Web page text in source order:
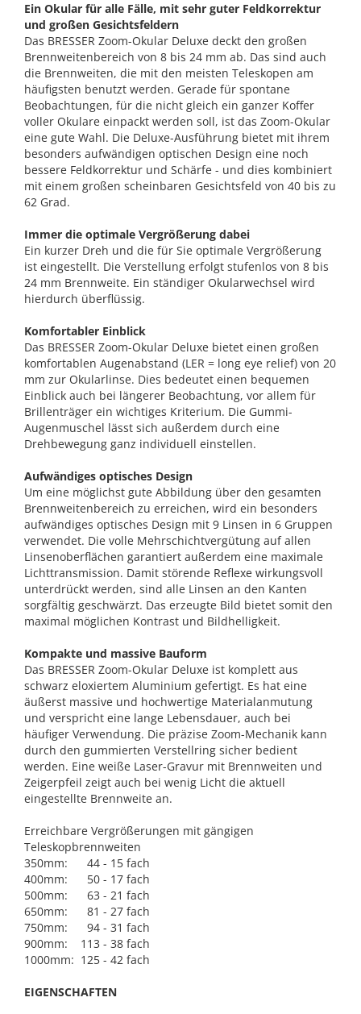
Ein Okular für alle Fälle, mit sehr guter Feldkorrektur
und großen Gesichtsfeldern
Das BRESSER Zoom-Okular Deluxe deckt den großen
Brennweitenbereich von 8 bis 24 mm ab. Das sind auch
die Brennweiten, die mit den meisten Teleskopen am
häufigsten benutzt werden. Gerade für spontane
Beobachtungen, für die nicht gleich ein ganzer Koffer
voller Okulare einpackt werden soll, ist das Zoom-Okular
eine gute Wahl. Die Deluxe-Ausführung bietet mit ihrem
besonders aufwändigen optischen Design eine noch
bessere Feldkorrektur und Schärfe - und dies kombiniert
mit einem großen scheinbaren Gesichtsfeld von 40 bis zu
62 Grad.
Immer die optimale Vergrößerung dabei
Ein kurzer Dreh und die für Sie optimale Vergrößerung
ist eingestellt. Die Verstellung erfolgt stufenlos von 8 bis
24 mm Brennweite. Ein ständiger Okularwechsel wird
hierdurch überflüssig.
Komfortabler Einblick
Das BRESSER Zoom-Okular Deluxe bietet einen großen
komfortablen Augenabstand (LER = long eye relief) von 20
mm zur Okularlinse. Dies bedeutet einen bequemen
Einblick auch bei längerer Beobachtung, vor allem für
Brillenträger ein wichtiges Kriterium. Die Gummi-
Augenmuschel lässt sich außerdem durch eine
Drehbewegung ganz individuell einstellen.
Aufwändiges optisches Design
Um eine möglichst gute Abbildung über den gesamten
Brennweitenbereich zu erreichen, wird ein besonders
aufwändiges optisches Design mit 9 Linsen in 6 Gruppen
verwendet. Die volle Mehrschichtvergütung auf allen
Linsenoberflächen garantiert außerdem eine maximale
Lichttransmission. Damit störende Reflexe wirkungsvoll
unterdrückt werden, sind alle Linsen an den Kanten
sorgfältig geschwärzt. Das erzeugte Bild bietet somit den
maximal möglichen Kontrast und Bildhelligkeit.
Kompakte und massive Bauform
Das BRESSER Zoom-Okular Deluxe ist komplett aus
schwarz eloxiertem Aluminium gefertigt. Es hat eine
äußerst massive und hochwertige Materialanmutung
und verspricht eine lange Lebensdauer, auch bei
häufiger Verwendung. Die präzise Zoom-Mechanik kann
durch den gummierten Verstellring sicher bedient
werden. Eine weiße Laser-Gravur mit Brennweiten und
Zeigerpfeil zeigt auch bei wenig Licht die aktuell
eingestellte Brennweite an.
Erreichbare Vergrößerungen mit gängigen
Teleskopbrennweiten
350mm: 44 - 15 fach
400mm: 50 - 17 fach
500mm: 63 - 21 fach
650mm: 81 - 27 fach
750mm: 94 - 31 fach
900mm: 113 - 38 fach
1000mm: 125 - 42 fach
EIGENSCHAFTEN